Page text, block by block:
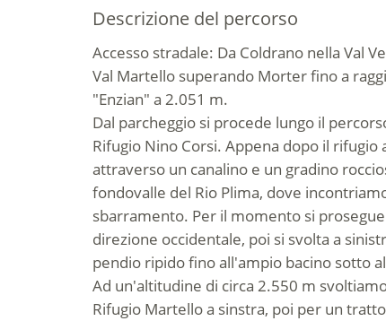
Descrizione del percorso
Accesso stradale: Da Coldrano nella Val
Val Martello superando Morter fino a
"Enzian" a 2.051 m.
Dal parcheggio si procede lungo il
Rifugio Nino Corsi. Appena dopo il rifugio
attraverso un canalino e un gradino
fondovalle del Rio Plima, dove
sbarramento. Per il momento si
direzione occidentale, poi si svolta a
pendio ripido fino all'ampio bacino sotto
Ad un'altitudine di circa 2.550 m
Rifugio Martello a sinstra, poi per un